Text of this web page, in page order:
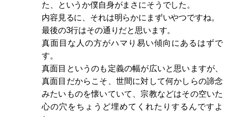
た、というか僕自身がまさにそうでした。
内容見るに、それは明らかにまずいやつですね。
最後の3行はその通りだと思います。
真面目な人の方がハマり易い傾向にあるはずで
す。
真面目というのも定義の幅が広いと思いますが、
真面目だからこそ、世間に対して何かしらの諦念
みたいものを懐いていて、宗教などはその空いた
心の穴をちょうど埋めてくれたりするんですよ